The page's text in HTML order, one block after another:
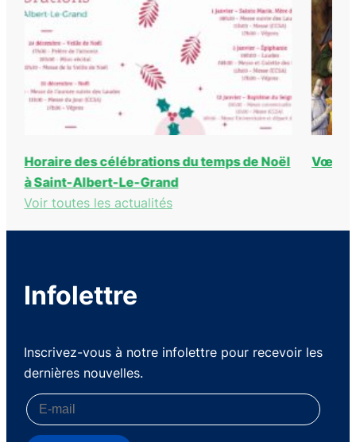
de Noël Vœux de Noël
Voir toutes les actualités
Infolettre
Inscrivez-vous à notre infolettre pour recevoir les
dernières nouvelles.